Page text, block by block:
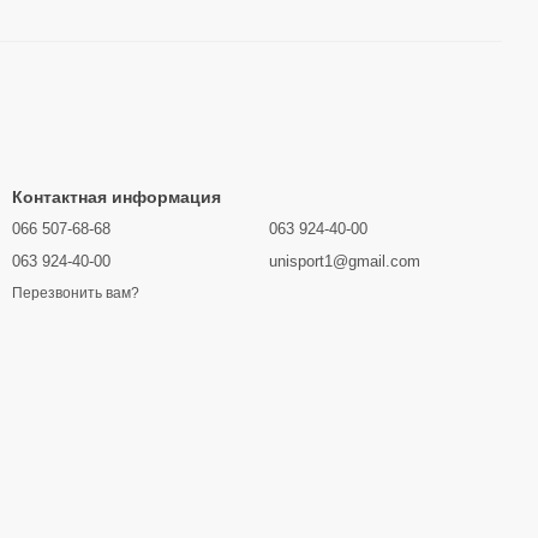
Контактная информация
066 507-68-68
063 924-40-00
Перезвонить вам?
063 924-40-00
unisport1@gmail.com